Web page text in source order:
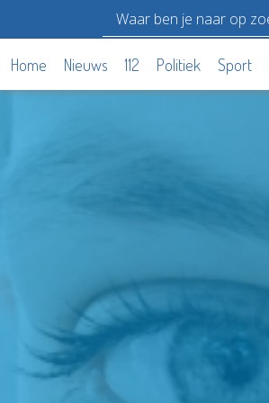
Home Nieuws 112 Politiek Sport